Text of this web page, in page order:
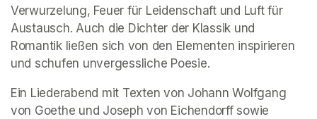
Verwurzelung, Feuer für Leidenschaft und Luft für
Austausch. Auch die Dichter der Klassik und
Romantik ließen sich von den Elementen inspirieren
und schufen unvergessliche Poesie.
Ein Liederabend mit Texten von Johann Wolfgang
von Goethe und Joseph von Eichendorff sowie